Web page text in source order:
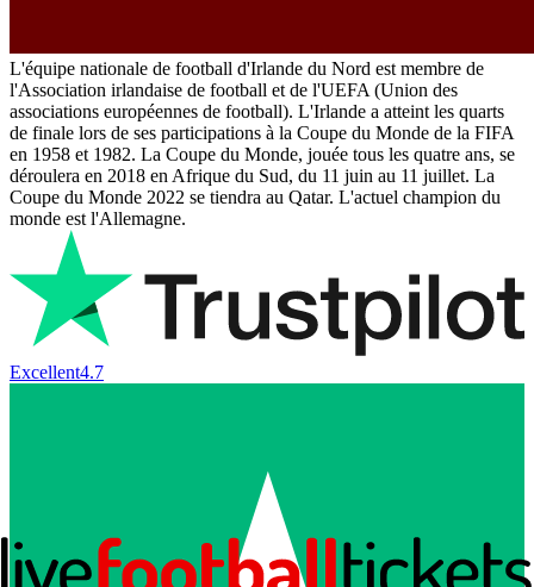
L'équipe nationale de football d'Irlande du Nord est membre de
l'Association irlandaise de football et de l'UEFA (Union des
associations européennes de football). L'Irlande a atteint les quarts
de finale lors de ses participations à la Coupe du Monde de la FIFA
en 1958 et 1982. La Coupe du Monde, jouée tous les quatre ans, se
déroulera en 2018 en Afrique du Sud, du 11 juin au 11 juillet. La
Coupe du Monde 2022 se tiendra au Qatar. L'actuel champion du
monde est l'Allemagne.
Excellent4.7